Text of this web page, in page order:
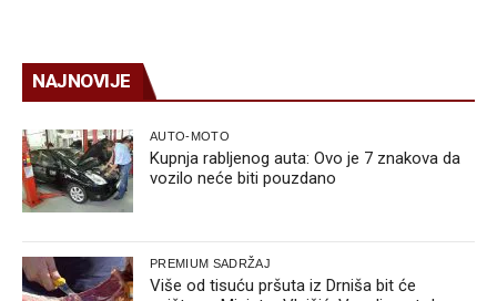
NAJNOVIJE
AUTO-MOTO
Kupnja rabljenog auta: Ovo je 7 znakova da
vozilo neće biti pouzdano
PREMIUM SADRŽAJ
Više od tisuću pršuta iz Drniša bit će